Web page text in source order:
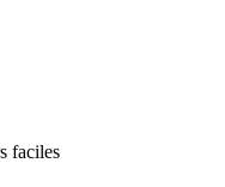
faciles